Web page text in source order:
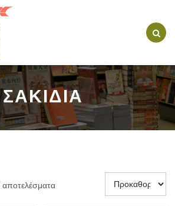
ΣΑΚΙΔΙΑ